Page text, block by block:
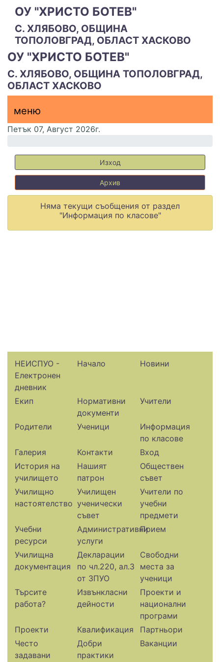
ОУ "ХРИСТО БОТЕВ"
С. ХЛЯБОВО, ОБЩИНА
ТОПОЛОВГРАД, ОБЛАСТ ХАСКОВО
ОУ "ХРИСТО БОТЕВ"
С. ХЛЯБОВО, ОБЩИНА ТОПОЛОВГРАД,
ОБЛАСТ ХАСКОВО
меню горно
меню
меню
Петък 07, Август 2026г.
Изход
Архив
Няма текущи съобщения от раздел
"Информация по класове"
НЕИСПУО -
Електронен
дневник
Начало Новини
Екип
Нормативни
документи
Учители
Родители Ученици
Информация
по класове
Галерия
Контакти
Вход
История на
училището
Нашият
патрон
Обществен
съвет
Училищно
настоятелство
Училищен
ученически
съвет
Учители по
учебни
предмети
Учебни
ресурси
Административни
услуги
Прием
Училищна
документация
Декларации
по чл.220, ал.3
от ЗПУО
Свободни
места за
ученици
Търсите
работа?
Извънкласни
дейности
Проекти и
национални
програми
Проекти
Квалификация
Партньори
Често
задавани
Добри
практики
Ваканции